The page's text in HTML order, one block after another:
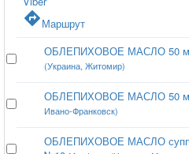
directionsМаршрут
ОБЛЕПИХОВОЕ МАСЛО 50
(Украина, Житомир)
ОБЛЕПИХОВОЕ МАСЛО 50
Ивано-Франковск)
ОБЛЕПИХОВОЕ МАСЛО